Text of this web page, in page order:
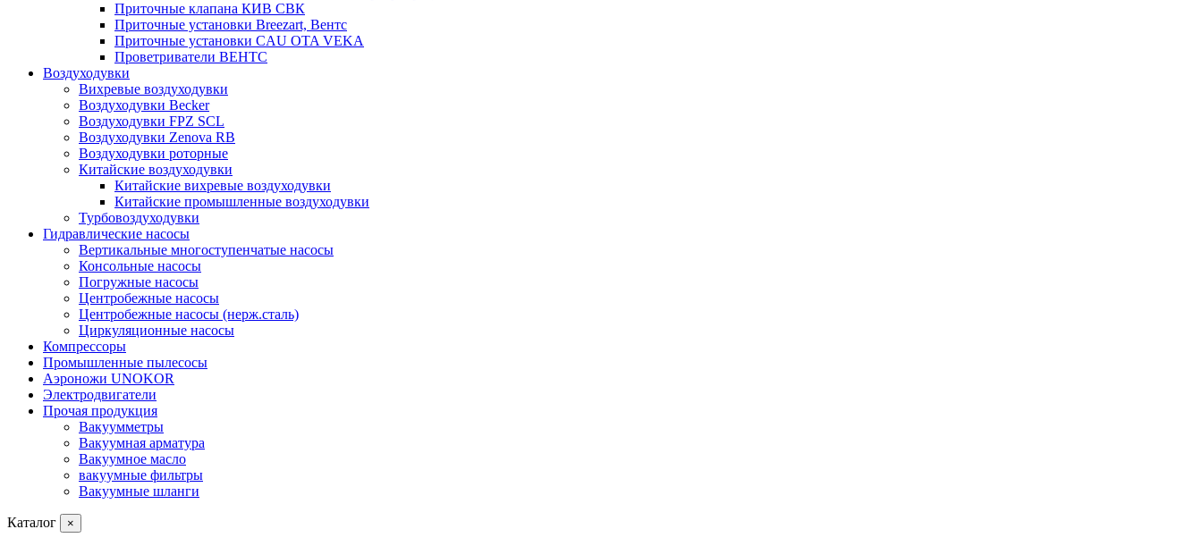
Приточные клапана КИВ СВК
Приточные установки Breezart, Вентс
Приточные установки CAU OTA VEKA
Проветриватели ВЕНТС
Воздуходувки
Вихревые воздуходувки
Воздуходувки Becker
Воздуходувки FPZ SCL
Воздуходувки Zenova RB
Воздуходувки роторные
Китайские воздуходувки
Китайские вихревые воздуходувки
Китайские промышленные воздуходувки
Турбовоздуходувки
Гидравлические насосы
Вертикальные многоступенчатые насосы
Консольные насосы
Погружные насосы
Центробежные насосы
Центробежные насосы (нерж.сталь)
Циркуляционные насосы
Компрессоры
Промышленные пылесосы
Аэроножи UNOKOR
Электродвигатели
Прочая продукция
Вакуумметры
Вакуумная арматура
Вакуумное масло
вакуумные фильтры
Вакуумные шланги
Каталог ×